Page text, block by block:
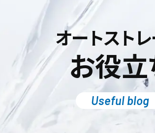
オートスト
お役立
Useful blog